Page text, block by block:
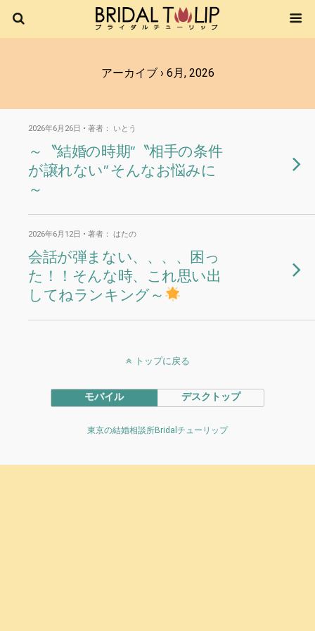
アーカイブ › 6月, 2026
2026年6月26日 • 著者： いとう
～〝結婚の時期″〝相手の条件
が譲れない″ そんなお悩みに
～
2026年6月12日 • 著者： はたの
会話が弾まない、、、、困っ
た！！そんな時、これ思い出
してねランキング～
トップに戻る
モバイル デスクトップ
東京の結婚相談所Bridalチューリップ